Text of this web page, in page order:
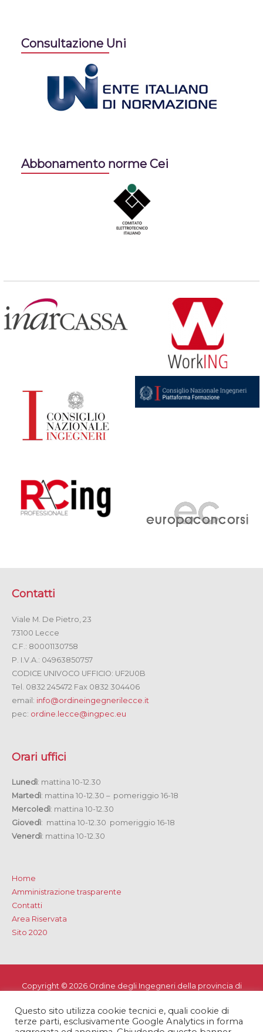
Consultazione Uni
Abbonamento norme Cei
Contatti
Viale M. De Pietro, 23
73100 Lecce
C.F.: 80001130758
P. I.V.A.: 04963850757
CODICE UNIVOCO UFFICIO: UF2U0B
Tel. 0832 245472 Fax 0832 304406
email: info@ordineingegnerilecce.it
pec: ordine.lecce@ingpec.eu
Orari uffici
Lunedì: mattina 10-12.30
Martedì: mattina 10-12.30 – pomeriggio 16-18
Mercoledì: mattina 10-12.30
Giovedì: mattina 10-12.30 pomeriggio 16-18
Venerdì: mattina 10-12.30
Home
Amministrazione trasparente
Contatti
Area Riservata
Sito 2020
Copyright © 2026 Ordine degli Ingegneri della provincia di
Privacy e Cookie Policy-Note Legali -Dichiarazione di
accessibilità
Questo sito utilizza cookie tecnici e, quali cookie di
terze parti, esclusivamente Google Analytics in forma